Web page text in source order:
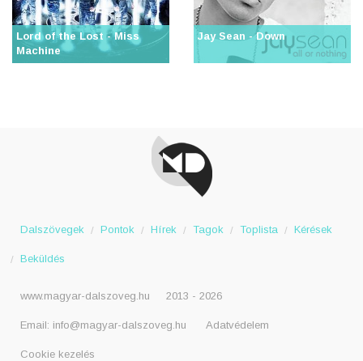
Lord of the Lost - Miss
Machine
Jay Sean - Down
Dalszövegek Pontok Hírek Tagok Toplista Kérések
Beküldés
www.magyar-dalszoveg.hu 2013 - 2026
Email: info@magyar-dalszoveg.hu Adatvédelem
Cookie kezelés